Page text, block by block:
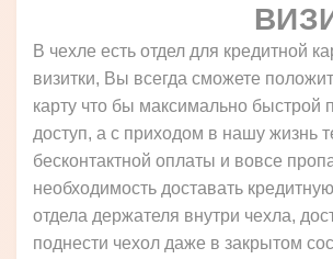
В чехле есть отдел для кредитной
визитки, Вы всегда сможете
карту что бы максимально быстрой
доступ, а с приходом в нашу жизнь
бесконтактной оплаты и вовсе
необходимость доставать
отдела держателя внутри чехла,
поднести чехол даже в закрытом